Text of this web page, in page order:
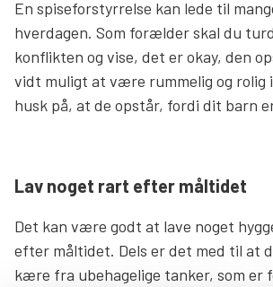
En spiseforstyrrelse kan lede til
hverdagen. Som forælder skal du
konflikten og vise, det er okay, den
vidt muligt at være rummelig og rolig
husk på, at de opstår, fordi dit barn
Lav noget rart efter måltidet
Det kan være godt at lave noget
efter måltidet. Dels er det med til at
kære fra ubehagelige tanker, som er